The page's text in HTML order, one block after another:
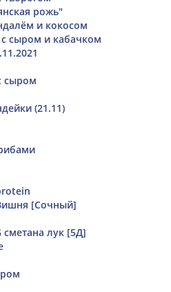
рожь"
и кокосом
сыром и кабачком
сыром
(21.11)
[Сочный]
лук [5Д]